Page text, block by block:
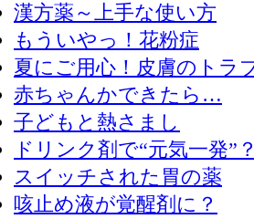
漢方薬～上手な使い方
もういやっ！花粉症
夏にご用心！皮膚のトラ
赤ちゃんかできたら…
子どもと熱さまし
ドリンク剤で“元気一発”
スイッチされた胃の薬
咳止め液が覚醒剤に？